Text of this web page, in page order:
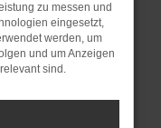
nur ein
auch dazu
nicht mehr
versucht
zu messen und
eingesetzt,
werden, um
und um Anzeigen
sind.